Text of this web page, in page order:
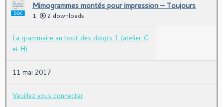
Mimogrammes montés pour impression – Toujours
1 2 downloads
La grammaire au bout des doigts 1 (atelier G
et H)
11 mai 2017
Veuillez vous connecter